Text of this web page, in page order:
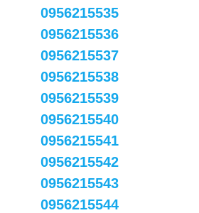
0956215535
0956215536
0956215537
0956215538
0956215539
0956215540
0956215541
0956215542
0956215543
0956215544